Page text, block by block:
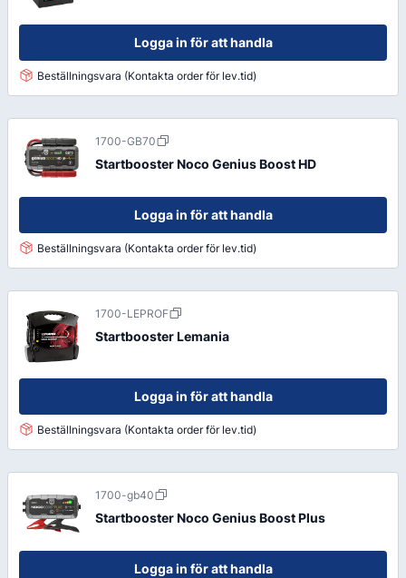
Logga in för att handla
Beställningsvara (Kontakta order för lev.tid)
1700-GB70
Startbooster Noco Genius Boost HD
Logga in för att handla
Beställningsvara (Kontakta order för lev.tid)
1700-LEPROF
Startbooster Lemania
Logga in för att handla
Beställningsvara (Kontakta order för lev.tid)
1700-gb40
Startbooster Noco Genius Boost Plus
Logga in för att handla